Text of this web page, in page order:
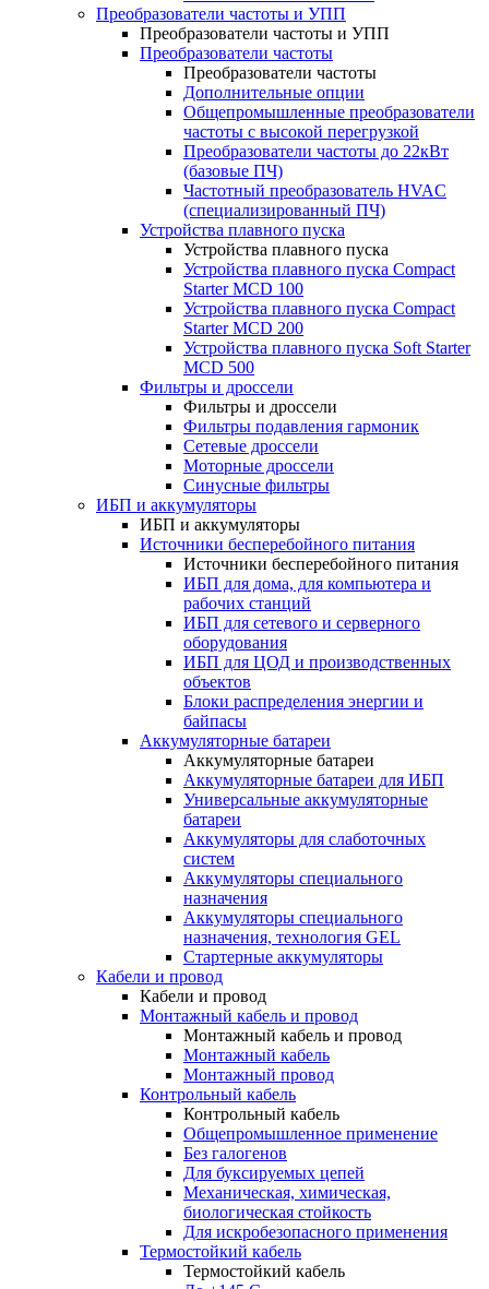
Преобразователи частоты и УПП
Преобразователи частоты и УПП
Преобразователи частоты
Преобразователи частоты
Дополнительные опции
Общепромышленные преобразователи
частоты с высокой перегрузкой
Преобразователи частоты до 22кВт
(базовые ПЧ)
Частотный преобразователь HVAC
(специализированный ПЧ)
Устройства плавного пуска
Устройства плавного пуска
Устройства плавного пуска Compact
Starter MCD 100
Устройства плавного пуска Compact
Starter MCD 200
Устройства плавного пуска Soft Starter
MCD 500
Фильтры и дроссели
Фильтры и дроссели
Фильтры подавления гармоник
Сетевые дроссели
Моторные дроссели
Синусные фильтры
ИБП и аккумуляторы
ИБП и аккумуляторы
Источники бесперебойного питания
Источники бесперебойного питания
ИБП для дома, для компьютера и
рабочих станций
ИБП для сетевого и серверного
оборудования
ИБП для ЦОД и производственных
объектов
Блоки распределения энергии и
байпасы
Аккумуляторные батареи
Аккумуляторные батареи
Аккумуляторные батареи для ИБП
Универсальные аккумуляторные
батареи
Аккумуляторы для слаботочных
систем
Аккумуляторы специального
назначения
Аккумуляторы специального
назначения, технология GEL
Стартерные аккумуляторы
Кабели и провод
Кабели и провод
Монтажный кабель и провод
Монтажный кабель и провод
Монтажный кабель
Монтажный провод
Контрольный кабель
Контрольный кабель
Общепромышленное применение
Без галогенов
Для буксируемых цепей
Механическая, химическая,
биологическая стойкость
Для искробезопасного применения
Термостойкий кабель
Термостойкий кабель